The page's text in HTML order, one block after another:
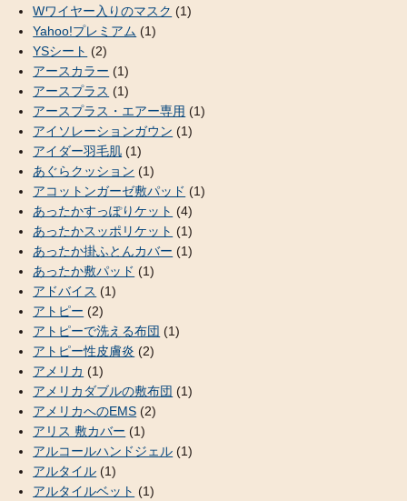
Wワイヤー入りのマスク (1)
Yahoo!プレミアム (1)
YSシート (2)
アースカラー (1)
アースプラス (1)
アースプラス・エアー専用 (1)
アイソレーションガウン (1)
アイダー羽毛肌 (1)
あぐらクッション (1)
アコットンガーゼ敷パッド (1)
あったかすっぽりケット (4)
あったかスッポリケット (1)
あったか掛ふとんカバー (1)
あったか敷パッド (1)
アドバイス (1)
アトピー (2)
アトピーで洗える布団 (1)
アトピー性皮膚炎 (2)
アメリカ (1)
アメリカダブルの敷布団 (1)
アメリカへのEMS (2)
アリス 敷カバー (1)
アルコールハンドジェル (1)
アルタイル (1)
アルタイルベット (1)